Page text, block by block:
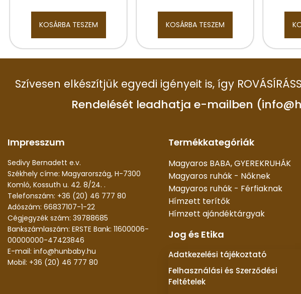
KOSÁRBA TESZEM KOSÁRBA TESZEM
Szívesen elkészítjük egyedi igényeit is, így
Rendelését leadhatja e-mailben
Impresszum
Sedivy Bernadett e.v.
Székhely címe: Magyarország, H-7300
Komló, Kossuth u. 42. 8/24. .
Telefonszám: +36 (20) 46 777 80
Adószám: 66837107-1-22
Cégjegyzék szám: 39788685
Bankszámlaszám: ERSTE Bank: 11600006-
00000000-47423846
E-mail: info@hunbaby.hu
Mobil: +36 (20) 46 777 80
Termékkategóriák
Magyaros BABA, GYEREKRUHÁK
Magyaros ruhák - Nőknek
Magyaros ruhák - Férfiaknak
Hímzett terítők
Hímzett ajándéktárgyak
Jog és Etika
Adatkezelési tájékoztató
Felhasználási és Szerződési
Feltételek